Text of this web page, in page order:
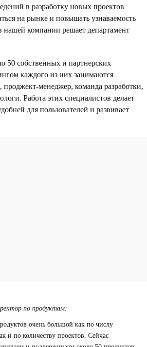
в разработку новых проектов
на рынке и повышать узнаваемость
нашей компании решает департамент
50 собственных и партнерских
каждого из них занимаются
менеджер, команда разработки,
Работа этих специалистов делает
для пользователей и развивает
по продуктам:
очень большой как по числу
и по количеству проектов. Сейчас